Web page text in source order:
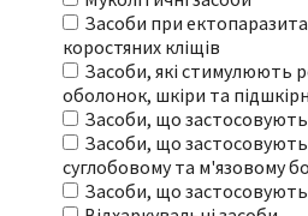
Засоби при
коростяних кліщів
Засоби, які стимулюють
оболонок, шкіри та
Засоби, що
Засоби, що
суглобовому та м'язовому
Засоби, що